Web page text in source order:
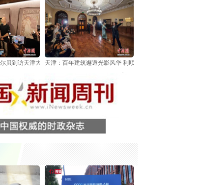
贝到访天津大学 与冯骥才展开文学对谈
天津：百年建筑邂逅光影风华 利顺德大饭店《流光之夜》打